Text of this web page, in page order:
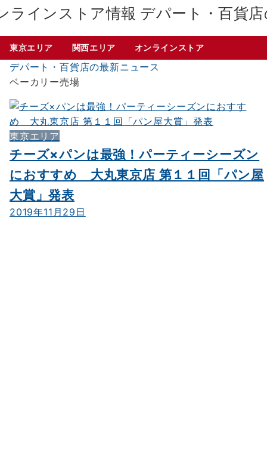
デパート・百貨
東京エリア 関西エリア オンラインストア
デパート・百貨店の最新ニュース
ベーカリー売場
東京エリア
チーズ×パンは最強！パーティーシーズン
におすすめ 大丸東京店 第１１回「パン屋
大賞」発表
2019年11月29日